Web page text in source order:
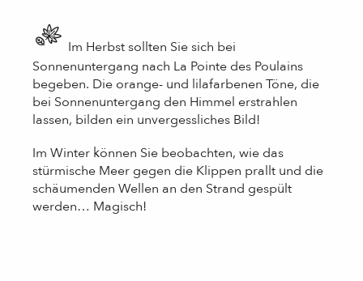
Im Herbst sollten Sie sich bei
Sonnenuntergang nach La Pointe des Poulains
begeben. Die orange- und lilafarbenen Töne, die
bei Sonnenuntergang den Himmel erstrahlen
lassen, bilden ein unvergessliches Bild!
Im Winter können Sie beobachten, wie das
stürmische Meer gegen die Klippen prallt und die
schäumenden Wellen an den Strand gespült
werden… Magisch!